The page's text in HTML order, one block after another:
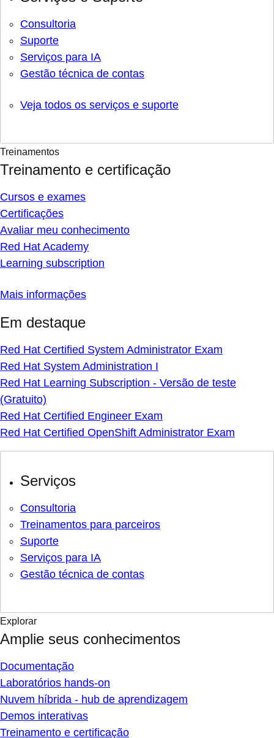
Consultoria
Suporte
Serviços para IA
Gestão técnica de contas
Veja todos os serviços e suporte
Treinamentos
Treinamento e certificação
Cursos e exames
Certificações
Avaliar meu conhecimento
Red Hat Academy
Learning subscription
Mais informações
Em destaque
Red Hat Certified System Administrator Exam
Red Hat System Administration I
Red Hat Learning Subscription - Versão de teste
(Gratuito)
Red Hat Certified Engineer Exam
Red Hat Certified OpenShift Administrator Exam
Serviços
Consultoria
Treinamentos para parceiros
Suporte
Serviços para IA
Gestão técnica de contas
Explorar
Amplie seus conhecimentos
Documentação
Laboratórios hands-on
Nuvem híbrida - hub de aprendizagem
Demos interativas
Treinamento e certificação